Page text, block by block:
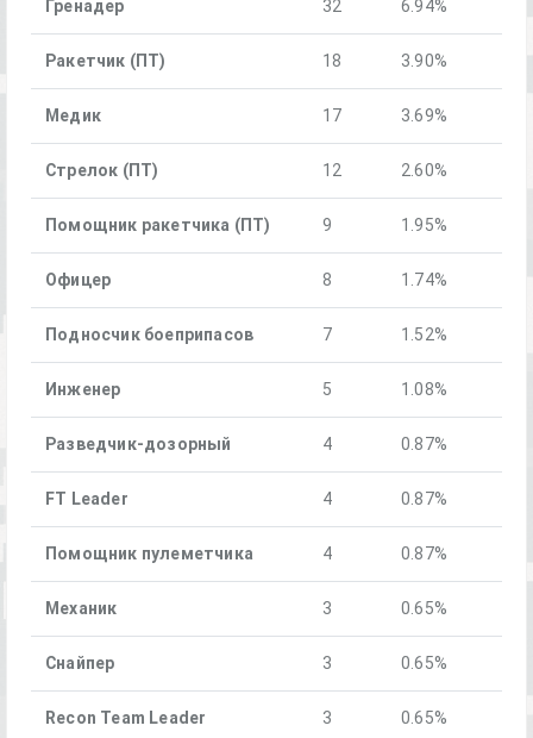
Гренадер 32 6.94%
Ракетчик (ПТ) 18 3.90%
Медик 17 3.69%
Стрелок (ПТ) 12 2.60%
Помощник ракетчика (ПТ) 9 1.95%
Офицер 8 1.74%
Подносчик боеприпасов 7 1.52%
Инженер 5 1.08%
Разведчик-дозорный 4 0.87%
FT Leader 4 0.87%
Помощник пулеметчика 4 0.87%
Механик 3 0.65%
Снайпер 3 0.65%
Recon Team Leader 3 0.65%